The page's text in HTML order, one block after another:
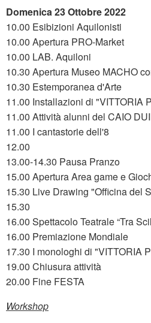
Domenica 23 Ottobre 2022
10.00 Esibizioni Aquilonisti
10.00 Apertura PRO-Market
10.00 LAB. Aquiloni
10.30 Apertura Museo MACHO
10.30 Estemporanea d'Arte
11.00 Installazioni di "VITTORIA
11.00 Attività alunni del CAIO
11.00 I cantastorie dell'8
12.00
13.00-14.30 Pausa Pranzo
15.00 Apertura Area game e
15.30 Live Drawing "Officina del
15.30
16.00 Spettacolo Teatrale “Tra
16.00 Premiazione Mondiale
17.30 I monologhi di "VITTORIA
19.00 Chiusura attività
20.00 Fine FESTA
Workshop